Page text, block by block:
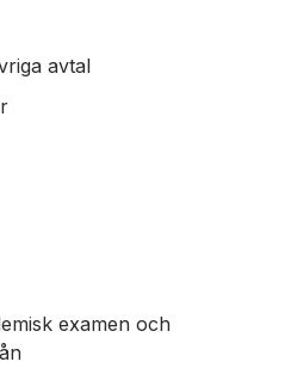
avtal
examen och